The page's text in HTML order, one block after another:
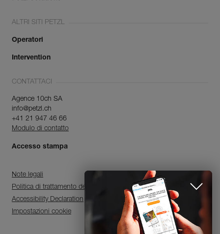
ALTRI SITI PETZL
Operatori
Intervention
CONTATTACI
Agence 10ch SA
info@petzl.ch
+41 21 947 46 66
Modulo di contatto
Accesso stampa
Note legali
Politica di trattamento dei dati personali e di gestione dei cookie
Accessibility Declaration
Impostazioni cookie